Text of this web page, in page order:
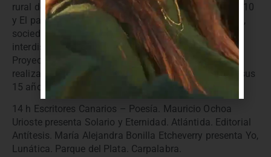
rural de la jurisdicción de Montevideo: Sauce 1740-1810
y El partido y la villa de Pando (1730-1810) Economía,
sociedad e instituciones desde una aproximación
interdisciplinaria. Toledo y Pando. Experiencia del
Proyecto Cultural DECIRES. Presentación del trabajo
realizado con instituciones y colectivos a lo largo de sus
15 años de trayectoria. La Paz. Carpalabra.
14 h Escritores Canarios – Poesía. Mauricio Ochoa
Urioste presenta Solario y Eternidad. Atlántida. Editorial
Antítesis. María Alejandra Bonilla Etcheverry presenta Yo,
Lunática. Parque del Plata. Carpalabra.